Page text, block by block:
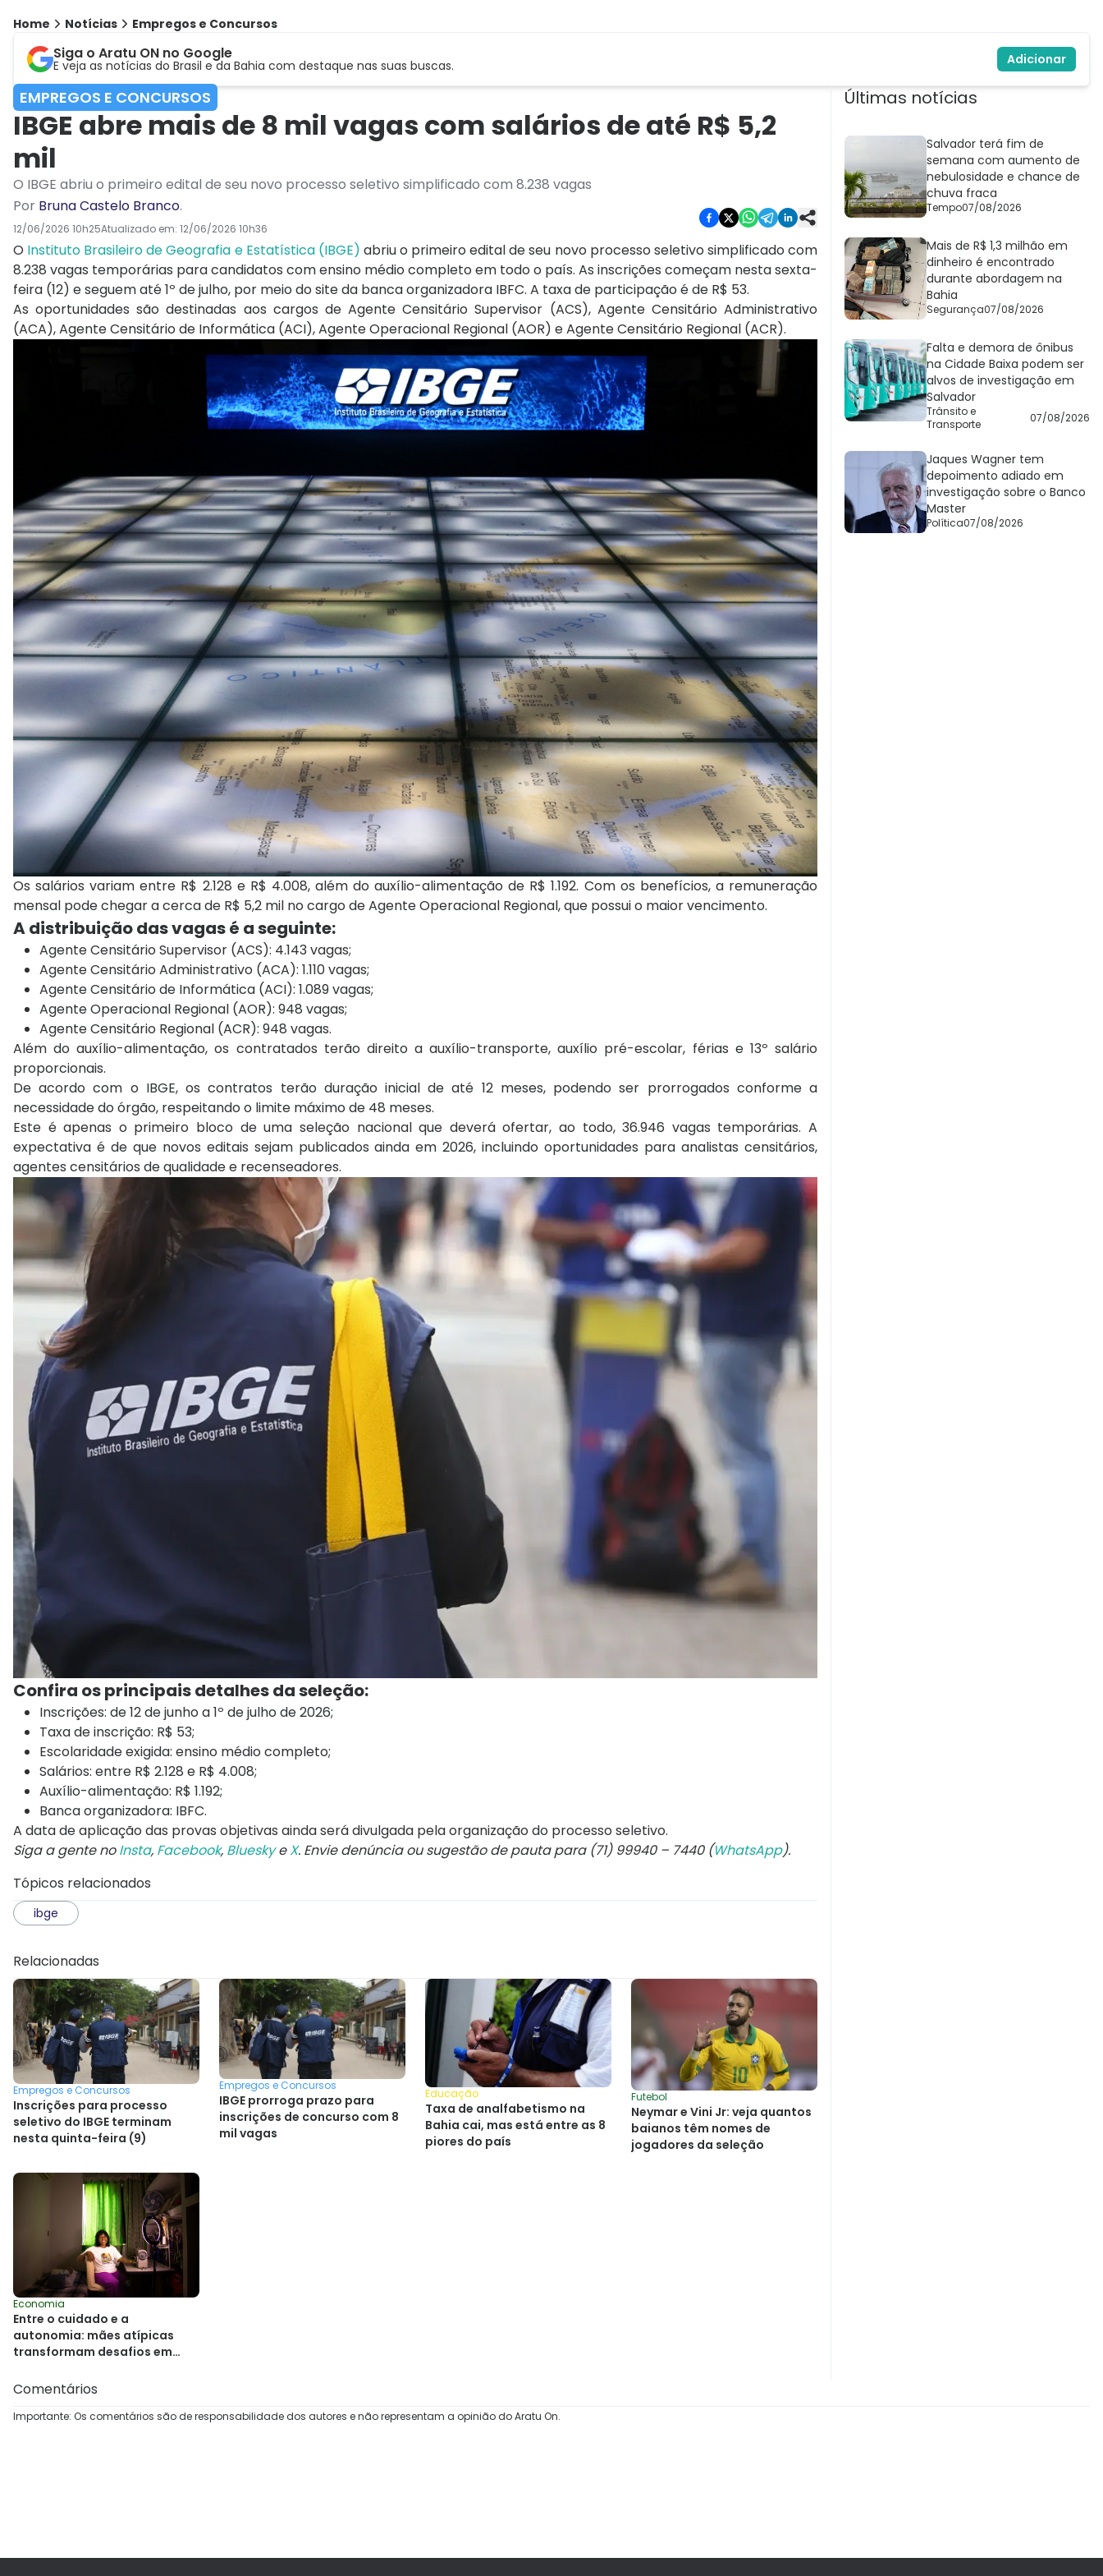
Home Notícias Empregos e Concursos
Siga o Aratu ON no Google
E veja as notícias do Brasil e da Bahia com destaque nas suas buscas. Adicionar
EMPREGOS E CONCURSOS
IBGE abre mais de 8 mil vagas com salários de até R$ 5,2
mil
O IBGE abriu o primeiro edital de seu novo processo seletivo simplificado com 8.238 vagas
Por Bruna Castelo Branco.
12/06/2026 10h25Atualizado em: 12/06/2026 10h36
O Instituto Brasileiro de Geografia e Estatística (IBGE) abriu o primeiro edital de seu novo processo seletivo simplificado com
8.238 vagas temporárias para candidatos com ensino médio completo em todo o país. As inscrições começam nesta sexta-
feira (12) e seguem até 1º de julho, por meio do site da banca organizadora IBFC. A taxa de participação é de R$ 53.
As oportunidades são destinadas aos cargos de Agente Censitário Supervisor (ACS), Agente Censitário Administrativo
(ACA), Agente Censitário de Informática (ACI), Agente Operacional Regional (AOR) e Agente Censitário Regional (ACR).
Os salários variam entre R$ 2.128 e R$ 4.008, além do auxílio-alimentação de R$ 1.192. Com os benefícios, a remuneração
mensal pode chegar a cerca de R$ 5,2 mil no cargo de Agente Operacional Regional, que possui o maior vencimento.
A distribuição das vagas é a seguinte:
Agente Censitário Supervisor (ACS): 4.143 vagas;
Agente Censitário Administrativo (ACA): 1.110 vagas;
Agente Censitário de Informática (ACI): 1.089 vagas;
Agente Operacional Regional (AOR): 948 vagas;
Agente Censitário Regional (ACR): 948 vagas.
Além do auxílio-alimentação, os contratados terão direito a auxílio-transporte, auxílio pré-escolar, férias e 13º salário
proporcionais.
De acordo com o IBGE, os contratos terão duração inicial de até 12 meses, podendo ser prorrogados conforme a
necessidade do órgão, respeitando o limite máximo de 48 meses.
Este é apenas o primeiro bloco de uma seleção nacional que deverá ofertar, ao todo, 36.946 vagas temporárias. A
expectativa é de que novos editais sejam publicados ainda em 2026, incluindo oportunidades para analistas censitários,
agentes censitários de qualidade e recenseadores.
Confira os principais detalhes da seleção:
Inscrições: de 12 de junho a 1º de julho de 2026;
Taxa de inscrição: R$ 53;
Escolaridade exigida: ensino médio completo;
Salários: entre R$ 2.128 e R$ 4.008;
Auxílio-alimentação: R$ 1.192;
Banca organizadora: IBFC.
A data de aplicação das provas objetivas ainda será divulgada pela organização do processo seletivo.
Siga a gente noInsta, Facebook, BlueskyeX. Envie denúncia ou sugestão de pauta para (71) 99940 – 7440 (WhatsApp).
Tópicos relacionados
ibge
Relacionadas
Empregos e Concursos
Inscrições para processo
seletivo do IBGE terminam
nesta quinta-feira (9)
Empregos e Concursos
IBGE prorroga prazo para
inscrições de concurso com 8
mil vagas
Educação
Taxa de analfabetismo na
Bahia cai, mas está entre as 8
piores do país
Futebol
Neymar e Vini Jr: veja quantos
baianos têm nomes de
jogadores da seleção
Economia
Entre o cuidado e a
autonomia: mães atípicas
transformam desafios em
Últimas notícias
Salvador terá fim de
semana com aumento de
nebulosidade e chance de
chuva fraca
Tempo07/08/2026
Mais de R$ 1,3 milhão em
dinheiro é encontrado
durante abordagem na
Bahia
Segurança07/08/2026
Falta e demora de ônibus
na Cidade Baixa podem ser
alvos de investigação em
Salvador
Trânsito e
Transporte
07/08/2026
Jaques Wagner tem
depoimento adiado em
investigação sobre o Banco
Master
Política07/08/2026
Comentários
Importante: Os comentários são de responsabilidade dos autores e não representam a opinião do Aratu On.